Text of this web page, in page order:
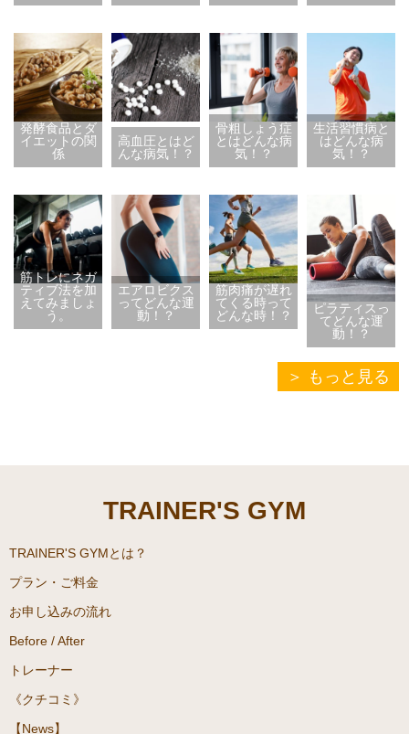
発酵食品とダ
イエットの関
係
高血圧とはど
んな病気！？
骨粗しょう症
とはどんな病
気！？
生活習慣病と
はどんな病
気！？
筋トレにネガ
ティブ法を加
えてみましょ
う。
エアロビクス
ってどんな運
動！？
筋肉痛が遅れ
てくる時って
どんな時！？
ピラティスっ
てどんな運
動！？
もっと見る
TRAINER'S GYM
TRAINER'S GYMとは？
プラン・ご料金
お申し込みの流れ
Before / After
トレーナー
《クチコミ》
【News】